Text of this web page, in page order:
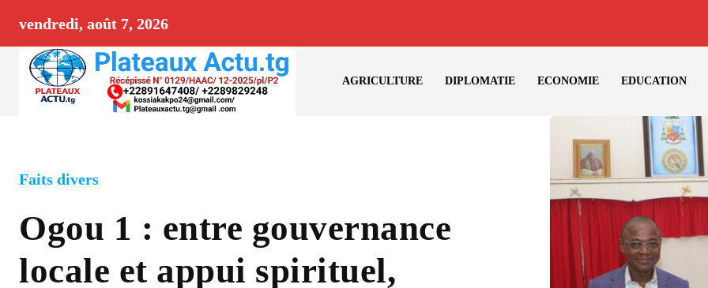
vendredi, août 7, 2026
AGRICULTURE DIPLOMATIE ECONOMIE EDUCATION
Faits divers
Ogou 1 : entre gouvernance
locale et appui spirituel,